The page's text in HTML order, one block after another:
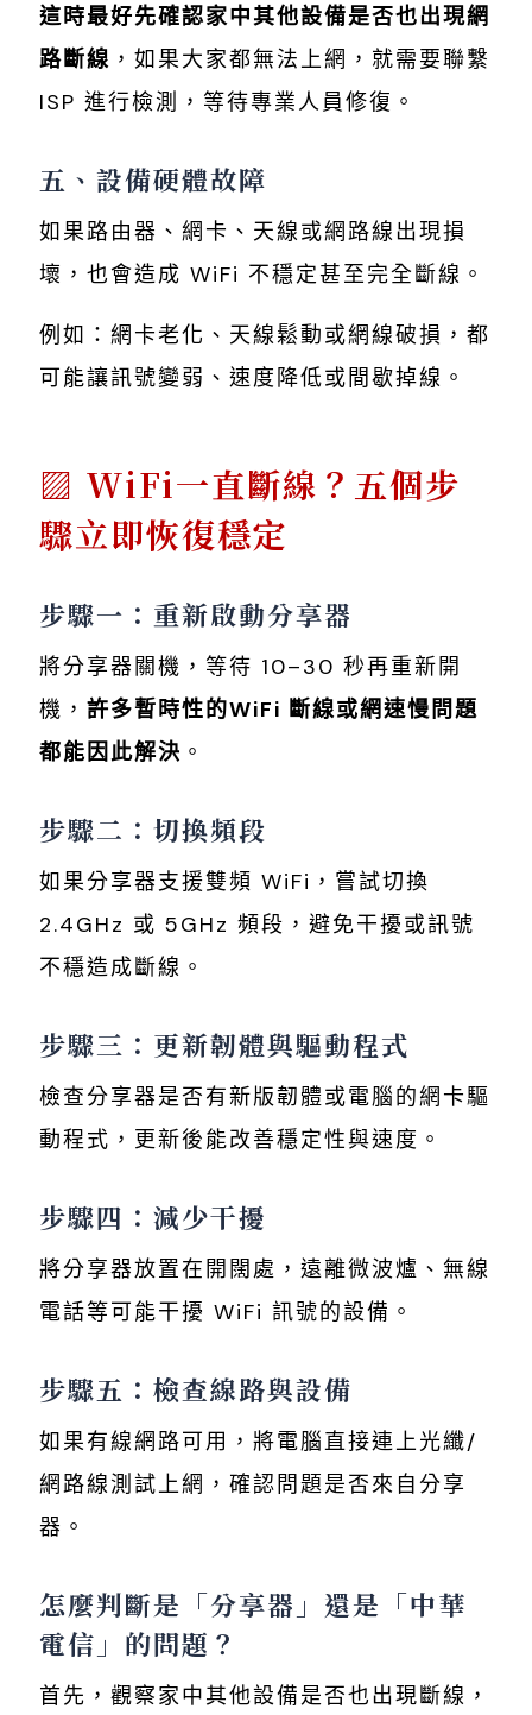
這時最好先確認家中其他設備是否也出現網
路斷線 ，如果大家都無法上網，就需要聯繫
ISP 進行檢測，等待專業人員修復。
五、設備硬體故障
如果路由器、網卡、天線或網路線出現損
壞，也會造成 WiFi 不穩定甚至完全斷線。
例如：網卡老化、天線鬆動或網線破損，都
可能讓訊號變弱、速度降低或間歇掉線。
WiFi一直斷線？五個步
驟立即恢復穩定
步驟一：重新啟動分享器
將分享器關機，等待 10–30 秒再重新開
機， 許多暫時性的WiFi 斷線或網速慢問題
都能因此解決 。
步驟二：切換頻段
如果分享器支援雙頻 WiFi，嘗試切換
2.4GHz 或 5GHz 頻段，避免干擾或訊號
不穩造成斷線。
步驟三：更新韌體與驅動程式
檢查分享器是否有新版韌體或電腦的網卡驅
動程式，更新後能改善穩定性與速度。
步驟四：減少干擾
將分享器放置在開闊處，遠離微波爐、無線
電話等可能干擾 WiFi 訊號的設備。
步驟五：檢查線路與設備
如果有線網路可用，將電腦直接連上光纖/
網路線測試上網，確認問題是否來自分享
器。
怎麼判斷是「分享器」還是「中華
電信」的問題？
首先，觀察家中其他設備是否也出現斷線，